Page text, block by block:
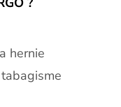
hernie